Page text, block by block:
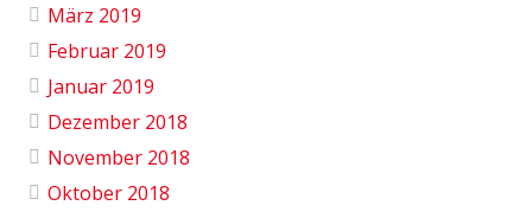
März 2019
Februar 2019
Januar 2019
Dezember 2018
November 2018
Oktober 2018